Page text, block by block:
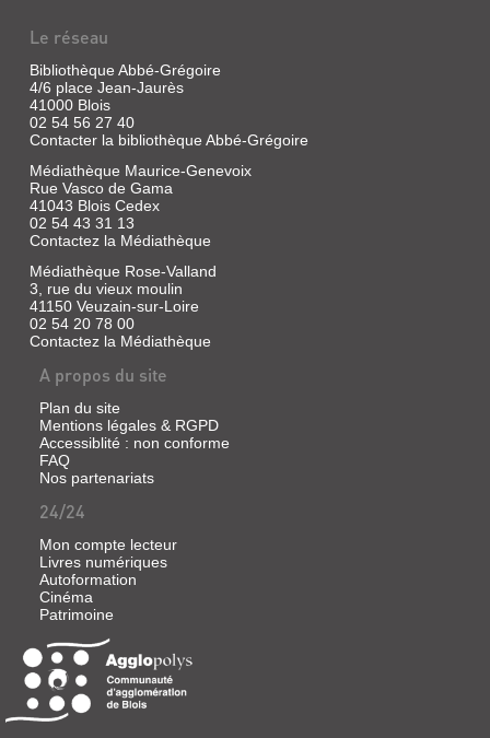
Le réseau
Bibliothèque Abbé-Grégoire
4/6 place Jean-Jaurès
41000 Blois
02 54 56 27 40
Contacter la bibliothèque Abbé-Grégoire
Médiathèque Maurice-Genevoix
Rue Vasco de Gama
41043 Blois Cedex
02 54 43 31 13
Contactez la Médiathèque
Médiathèque Rose-Valland
3, rue du vieux moulin
41150 Veuzain-sur-Loire
02 54 20 78 00
Contactez la Médiathèque
A propos du site
Plan du site
Mentions légales & RGPD
Accessiblité : non conforme
FAQ
Nos partenariats
24/24
Mon compte lecteur
Livres numériques
Autoformation
Cinéma
Patrimoine